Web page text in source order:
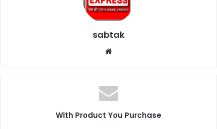
sabtak
Website
With Product You Purchase